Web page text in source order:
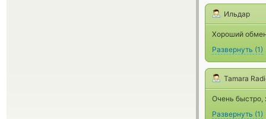
Ильдар
Хороший
Развернуть (1)
Tamara
Очень быстро,
Развернуть (1)